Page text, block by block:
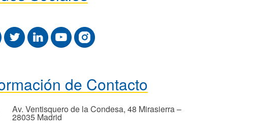
de Contacto
Av. Ventisquero de la Condesa, 48 Mirasierra –
28035 Madrid